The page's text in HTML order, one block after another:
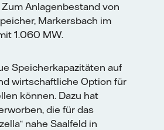
Anlagenbestand von
Markersbach im
1.060 MW.
Speicherkapazitäten auf
wirtschaftliche Option für
können. Dazu hat
die für das
nahe Saalfeld in